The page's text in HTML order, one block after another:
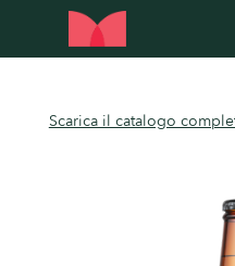
Scarica il catalogo